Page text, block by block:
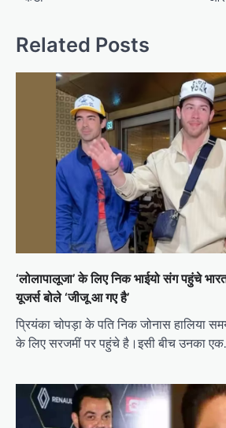
Related Posts
‘लोलापालूजा’ के लिए निक भाईयो संग पहुंचे
यूजर्स बोले ‘जीजू आ गए है’
प्रियंका चोपड़ा के पति निक जोनास हालिया
के लिए सरजमीं पर पहुंचे है।इसी बीच उनका